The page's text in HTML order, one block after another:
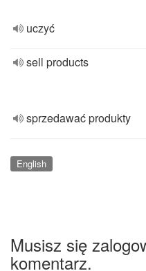
uczyć
sell products
sprzedawać produkty
English
Musisz się
komentarz.